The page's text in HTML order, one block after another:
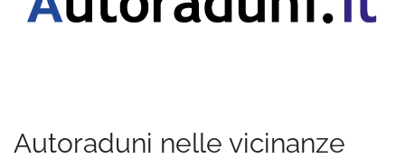
Autoraduni nelle vicinanze